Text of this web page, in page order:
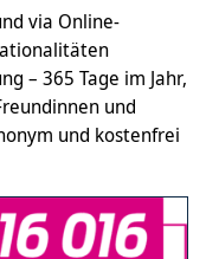
via Online-
– 365 Tage im Jahr,
und
und kostenfrei